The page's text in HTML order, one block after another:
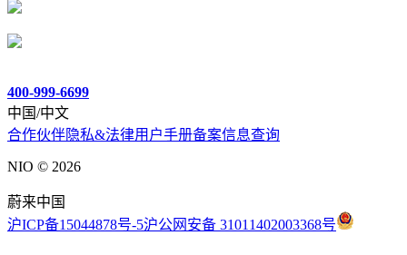
400-999-6699
中国/中文
合作伙伴隐私&法律用户手册备案信息查询
NIO © 2026
蔚来中国
沪ICP备15044878号-5沪公网安备 31011402003368号